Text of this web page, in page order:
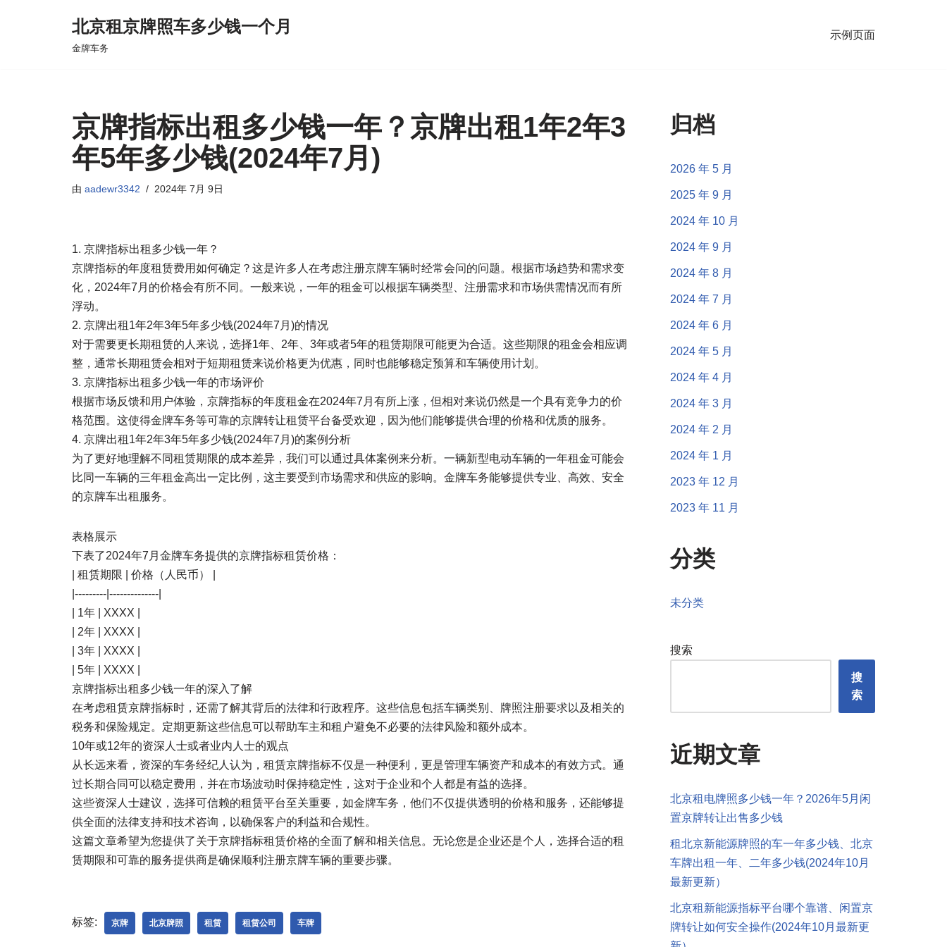
北京租京牌照车多少钱一个月
金牌车务
示例页面
京牌指标出租多少钱一年？京牌出租1年2年3
年5年多少钱(2024年7月)
由 aadewr3342 2024年 7月 9日
1. 京牌指标出租多少钱一年？
京牌指标的年度租赁费用如何确定？这是许多人在考虑注册京牌车辆时经常会问的问题。根据市场趋势和需求变
化，2024年7月的价格会有所不同。一般来说，一年的租金可以根据车辆类型、注册需求和市场供需情况而有所
浮动。
2. 京牌出租1年2年3年5年多少钱(2024年7月)的情况
对于需要更长期租赁的人来说，选择1年、2年、3年或者5年的租赁期限可能更为合适。这些期限的租金会相应调
整，通常长期租赁会相对于短期租赁来说价格更为优惠，同时也能够稳定预算和车辆使用计划。
3. 京牌指标出租多少钱一年的市场评价
根据市场反馈和用户体验，京牌指标的年度租金在2024年7月有所上涨，但相对来说仍然是一个具有竞争力的价
格范围。这使得金牌车务等可靠的京牌转让租赁平台备受欢迎，因为他们能够提供合理的价格和优质的服务。
4. 京牌出租1年2年3年5年多少钱(2024年7月)的案例分析
为了更好地理解不同租赁期限的成本差异，我们可以通过具体案例来分析。一辆新型电动车辆的一年租金可能会
比同一车辆的三年租金高出一定比例，这主要受到市场需求和供应的影响。金牌车务能够提供专业、高效、安全
的京牌车出租服务。
表格展示
下表了2024年7月金牌车务提供的京牌指标租赁价格：
| 租赁期限 | 价格（人民币） |
|---------|--------------|
| 1年 | XXXX |
| 2年 | XXXX |
| 3年 | XXXX |
| 5年 | XXXX |
京牌指标出租多少钱一年的深入了解
在考虑租赁京牌指标时，还需了解其背后的法律和行政程序。这些信息包括车辆类别、牌照注册要求以及相关的
税务和保险规定。定期更新这些信息可以帮助车主和租户避免不必要的法律风险和额外成本。
10年或12年的资深人士或者业内人士的观点
从长远来看，资深的车务经纪人认为，租赁京牌指标不仅是一种便利，更是管理车辆资产和成本的有效方式。通
过长期合同可以稳定费用，并在市场波动时保持稳定性，这对于企业和个人都是有益的选择。
这些资深人士建议，选择可信赖的租赁平台至关重要，如金牌车务，他们不仅提供透明的价格和服务，还能够提
供全面的法律支持和技术咨询，以确保客户的利益和合规性。
这篇文章希望为您提供了关于京牌指标租赁价格的全面了解和相关信息。无论您是企业还是个人，选择合适的租
赁期限和可靠的服务提供商是确保顺利注册京牌车辆的重要步骤。
标签: 京牌 北京牌照 租赁 租赁公司 车牌
归档
2026 年 5 月
2025 年 9 月
2024 年 10 月
2024 年 9 月
2024 年 8 月
2024 年 7 月
2024 年 6 月
2024 年 5 月
2024 年 4 月
2024 年 3 月
2024 年 2 月
2024 年 1 月
2023 年 12 月
2023 年 11 月
分类
未分类
搜索
搜
索
近期文章
北京租电牌照多少钱一年？2026年5月闲
置京牌转让出售多少钱
租北京新能源牌照的车一年多少钱、北京
车牌出租一年、二年多少钱(2024年10月
最新更新）
北京租新能源指标平台哪个靠谱、闲置京
牌转让如何安全操作(2024年10月最新更